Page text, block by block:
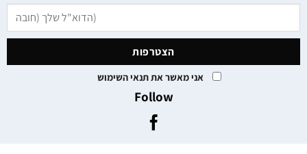
אני מאשר את תנאי השימוש
Follow